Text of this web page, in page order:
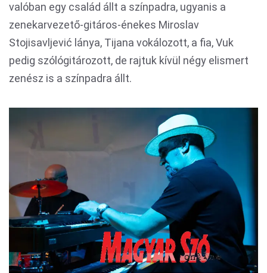
valóban egy család állt a színpadra, ugyanis a
zenekarvezető-gitáros-énekes Miroslav
Stojisavljević lánya, Tijana vokálozott, a fia, Vuk
pedig szólógitározott, de rajtuk kívül négy elismert
zenész is a színpadra állt.